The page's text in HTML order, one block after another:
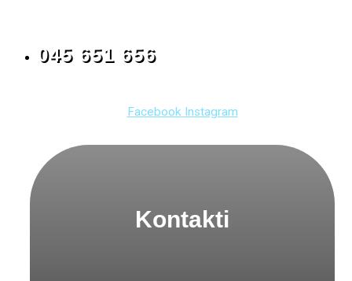
045 651 656
Facebook Instagram
Kontakti